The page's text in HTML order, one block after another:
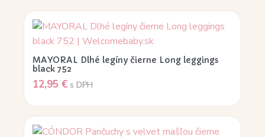
MAYORAL Dlhé legíny čierne Long leggings
black 752
12,95 € s DPH